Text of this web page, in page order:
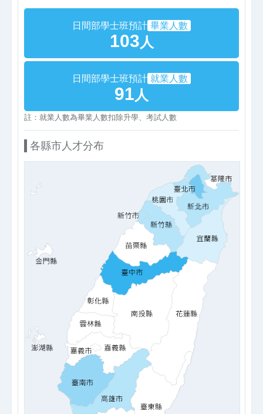
日間部學士班預計 畢業人數
103人
日間部學士班預計 就業人數
91人
註：就業人數為畢業人數扣除升學、考試人數
各縣市人才分布